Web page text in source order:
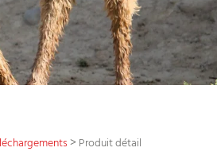
>Produit détail